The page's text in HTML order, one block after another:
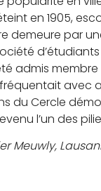
en 1905,
demeure par
admis
fréquentait avec
du Cercle
l’un des
Meuwly,